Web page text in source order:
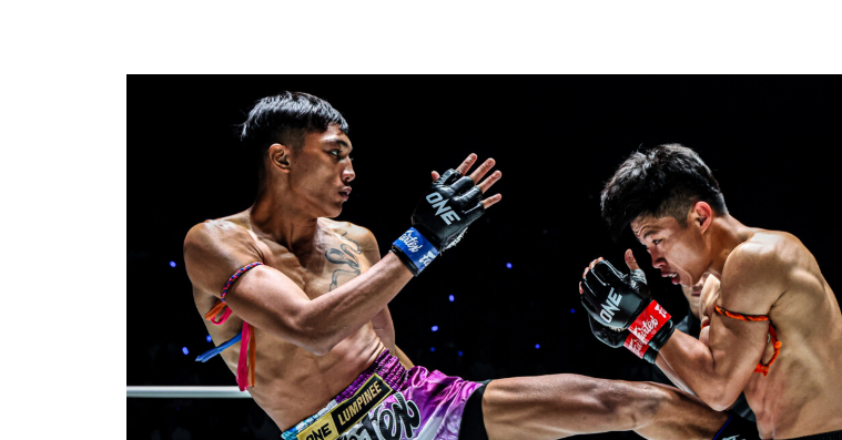
อีเวนต์
ดูไฮไลต์การแข่งขัน
ชื่อ
สมัคร
การส่งแบบฟอร์มนี้ถือว่าท่านให้ความยินยอมให้เร
เผยข้อมูลของท่านภายใต้นโยบายความเป็นส่วนตัว
การสมัครรับข่าวสารได้ตลอด